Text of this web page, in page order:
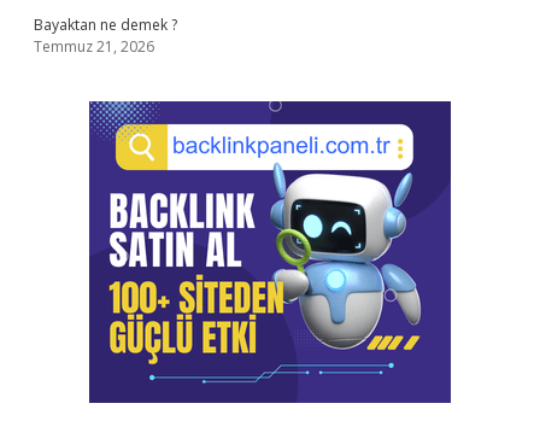
Bayaktan ne demek ?
Temmuz 21, 2026